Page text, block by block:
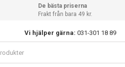
De bästa priserna
Frakt från bara 49 kr.
Vi hjälper gärna: 031-301 18 89